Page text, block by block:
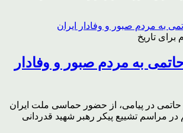
تاریخ
حاتمی به مردم صبور و وفادار
در پیامی، از حضور حماسی ملت ایران
در مراسم تشییع پیکر رهبر شهید قدردانی